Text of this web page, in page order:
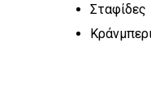
Σταφίδες